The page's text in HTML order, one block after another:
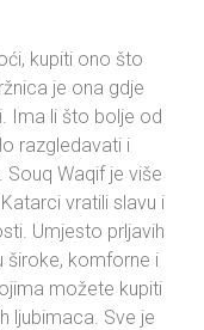
kupiti ono što
je ona gdje
Ima li što bolje od
razgledavati i
Waqif je više
vratili slavu i
Umjesto prljavih
široke, komforne i
možete kupiti
ljubimaca. Sve je